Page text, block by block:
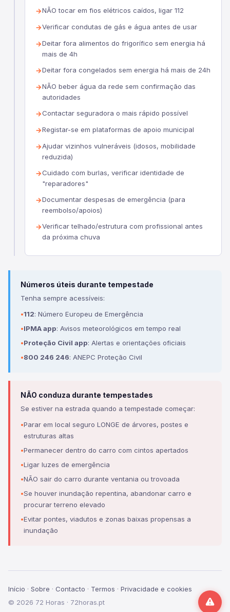
NÃO tocar em fios elétricos caídos, ligar 112
Verificar condutas de gás e água antes de usar
Deitar fora alimentos do frigorífico sem energia há
mais de 4h
Deitar fora congelados sem energia há mais de 24h
NÃO beber água da rede sem confirmação das
autoridades
Contactar seguradora o mais rápido possível
Registar-se em plataformas de apoio municipal
Ajudar vizinhos vulneráveis (idosos, mobilidade
reduzida)
Cuidado com burlas, verificar identidade de
"reparadores"
Documentar despesas de emergência (para
reembolso/apoios)
Verificar telhado/estrutura com profissional antes
da próxima chuva
Números úteis durante tempestade
Tenha sempre acessíveis:
112: Número Europeu de Emergência
IPMA app: Avisos meteorológicos em tempo real
Proteção Civil app: Alertas e orientações oficiais
800 246 246: ANEPC Proteção Civil
NÃO conduza durante tempestades
Se estiver na estrada quando a tempestade começar:
Parar em local seguro LONGE de árvores, postes e
estruturas altas
Permanecer dentro do carro com cintos apertados
Ligar luzes de emergência
NÃO sair do carro durante ventania ou trovoada
Se houver inundação repentina, abandonar carro e
procurar terreno elevado
Evitar pontes, viadutos e zonas baixas propensas a
inundação
Início · Sobre · Contacto · Termos · Privacidade e cookies
© 2026 72 Horas · 72horas.pt